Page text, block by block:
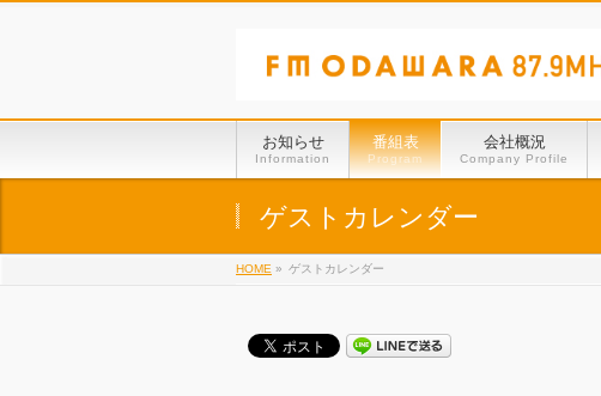
お知らせ
Information
番組表
Program
会社概況
Company Profile
ゲストカレンダー
HOME » ゲストカレンダー
01:00
02:00
03:00
04:00
05:00